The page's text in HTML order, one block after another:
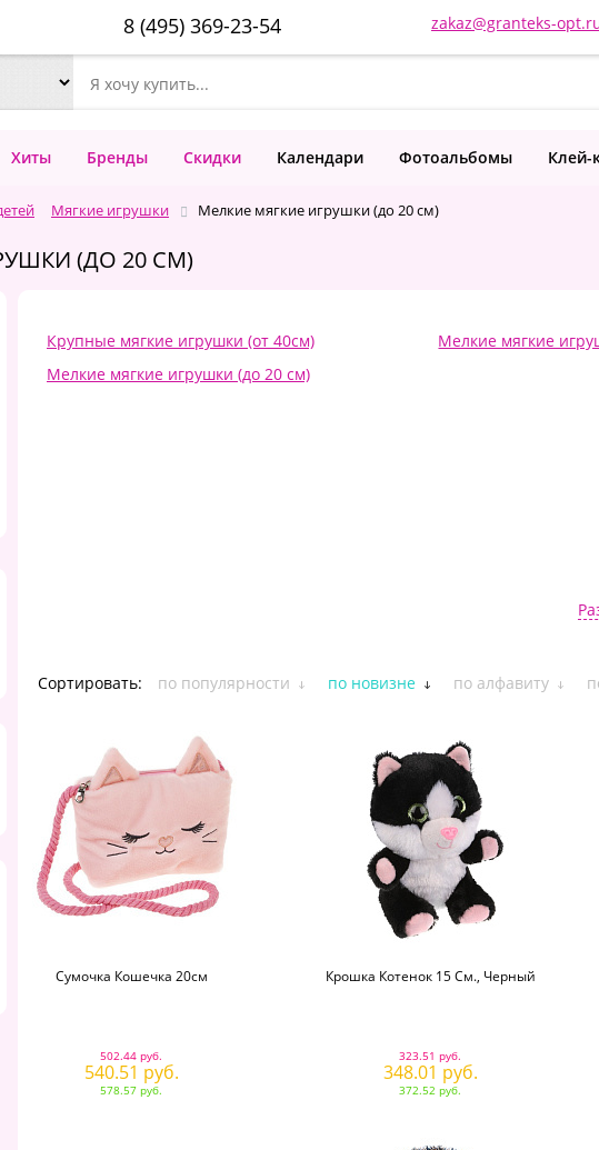
8 (495) 369-23-54 zakaz@granteks-
Хиты Бренды Скидки Календари Фотоальбомы Клей-
Мягкие игрушки Мелкие мягкие игрушки (до 20 см)
(ДО 20 СМ)
Крупные мягкие игрушки (от 40см) Мелкие мягкие
Мелкие мягкие игрушки (до 20 см)
Сортировать:
по популярности по новизне по алфавиту
Сумочка Кошечка 20см
502.44 руб.
540.51 руб.
578.57 руб.
Крошка Котенок 15 См., Черный
323.51 руб.
348.01 руб.
372.52 руб.